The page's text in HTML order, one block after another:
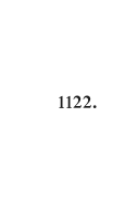
1122.